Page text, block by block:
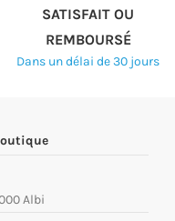
SATISFAIT OU
REMBOURSÉ
Dans un délai de 30 jours
Albi